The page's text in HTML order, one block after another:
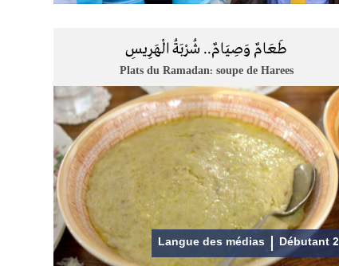
طَعَامٌ وَصِيَامٌ.. شُرْبَةُ الْهَرِيسِ
Plats du Ramadan: soupe de Harees
Langue des médias Débutant 2